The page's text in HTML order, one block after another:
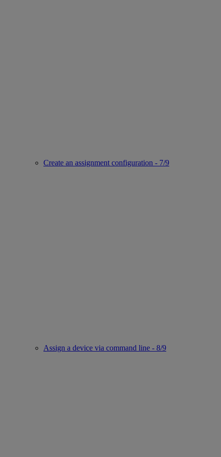
Create an assignment configuration - 7/9
Assign a device via command line - 8/9